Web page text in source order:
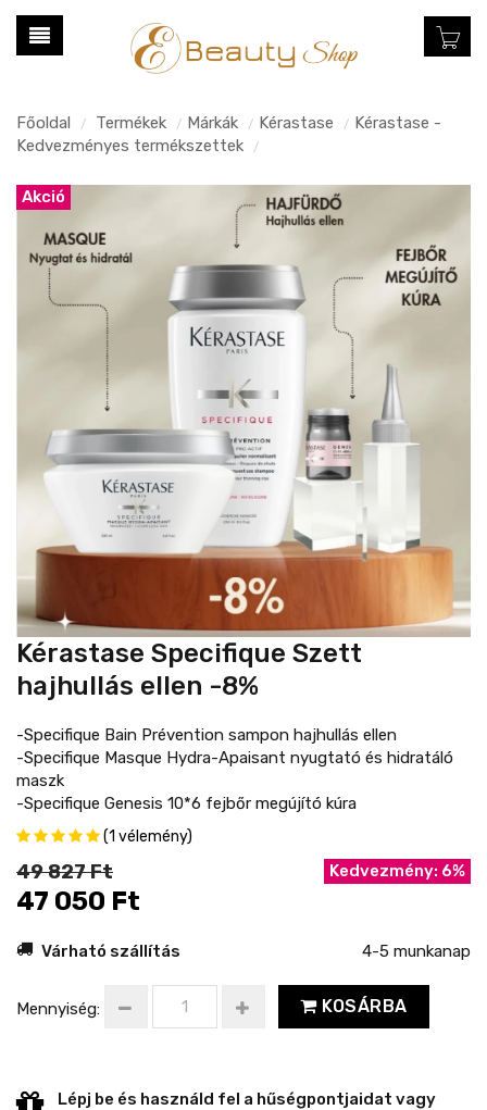
Főoldal / Termékek / Márkák / Kérastase / Kérastase -
Kedvezményes termékszettek
/
Akció
Kérastase Specifique Szett
hajhullás ellen -8%
-Specifique Bain Prévention sampon hajhullás ellen
-Specifique Masque Hydra-Apaisant nyugtató és hidratáló
maszk
-Specifique Genesis 10*6 fejbőr megújító kúra
(1 vélemény)
49 827 Ft
47 050 Ft
Kedvezmény: 6%
Várható szállítás 4-5 munkanap
Mennyiség: KOSÁRBA
Lépj be és használd fel a hűségpontjaidat vagy